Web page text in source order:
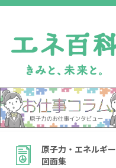
原子力・エネルギー
図面集